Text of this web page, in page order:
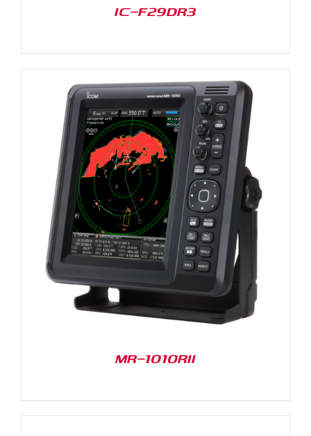
IC-F29DR3
MR-1010RII